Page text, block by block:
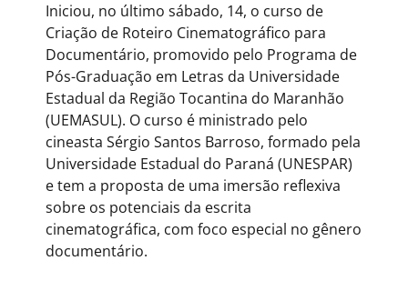
Iniciou, no último sábado, 14, o curso de
Criação de Roteiro Cinematográfico para
Documentário, promovido pelo Programa de
Pós-Graduação em Letras da Universidade
Estadual da Região Tocantina do Maranhão
(UEMASUL). O curso é ministrado pelo
cineasta Sérgio Santos Barroso, formado pela
Universidade Estadual do Paraná (UNESPAR)
e tem a proposta de uma imersão reflexiva
sobre os potenciais da escrita
cinematográfica, com foco especial no gênero
documentário.